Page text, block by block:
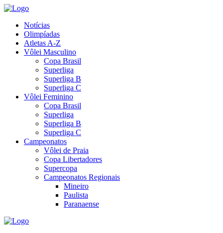
Notícias
Olimpíadas
Atletas A-Z
Vôlei Masculino
Copa Brasil
Superliga
Superliga B
Superliga C
Vôlei Feminino
Copa Brasil
Superliga
Superliga B
Superliga C
Campeonatos
Vôlei de Praia
Copa Libertadores
Supercopa
Campeonatos Regionais
Mineiro
Paulista
Paranaense